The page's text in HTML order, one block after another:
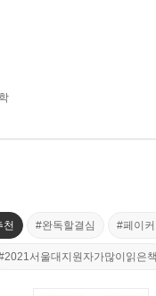
#완독할결심 #페이
서울대지원자가많이읽은